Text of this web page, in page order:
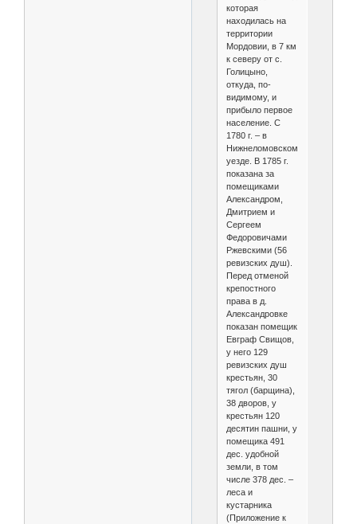
которая
находилась на
территории
Мордовии, в 7 км
к северу от с.
Голицыно,
откуда, по-
видимому, и
прибыло первое
население. С
1780 г. – в
Нижнеломовском
уезде. В 1785 г.
показана за
помещиками
Александром,
Дмитрием и
Сергеем
Федоровичами
Ржевскими (56
ревизских душ).
Перед отменой
крепостного
права в д.
Александровке
показан помещик
Евграф Свищов,
у него 129
ревизских душ
крестьян, 30
тягол (барщина),
38 дворов, у
крестьян 120
десятин пашни, у
помещика 491
дес. удобной
земли, в том
числе 378 дес. –
леса и
кустарника
(Приложение к